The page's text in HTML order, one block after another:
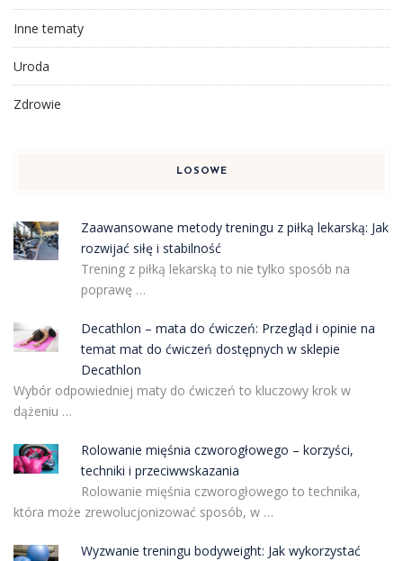
Inne tematy
Uroda
Zdrowie
LOSOWE
Zaawansowane metody treningu z piłką lekarską: Jak
rozwijać siłę i stabilność
Trening z piłką lekarską to nie tylko sposób na
poprawę …
Decathlon – mata do ćwiczeń: Przegląd i opinie na
temat mat do ćwiczeń dostępnych w sklepie
Decathlon
Wybór odpowiedniej maty do ćwiczeń to kluczowy krok w
dążeniu …
Rolowanie mięśnia czworogłowego – korzyści,
techniki i przeciwwskazania
Rolowanie mięśnia czworogłowego to technika,
która może zrewolucjonizować sposób, w …
Wyzwanie treningu bodyweight: Jak wykorzystać